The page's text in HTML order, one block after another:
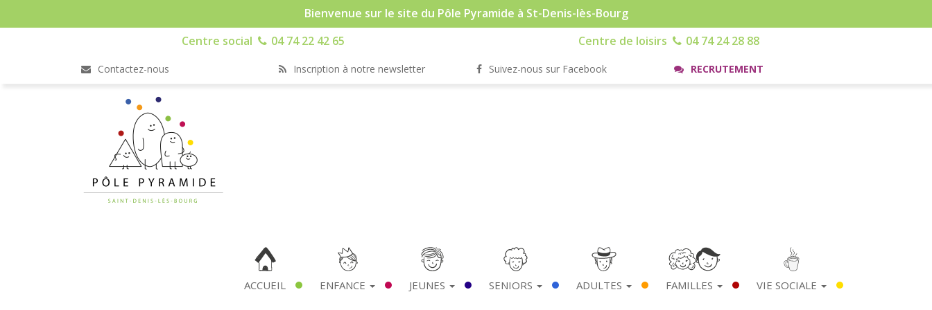
Bienvenue sur le site du Pôle Pyramide à St-Denis-lès-Bourg
Centre social
04 74 22 42 65 Centre de loisirs 04 74 24 28 88
Contactez-nous Inscription à notre newsletter Suivez-nous sur Facebook RECRUTEMENT
ACCUEIL ENFANCE JEUNES SENIORS ADULTES FAMILLES VIE SOCIALE